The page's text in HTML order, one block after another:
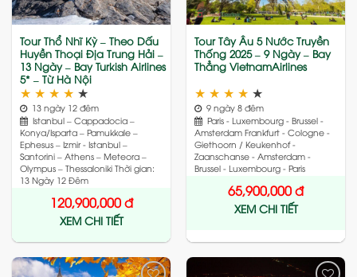
Tour Thổ Nhĩ Kỳ – Theo Dấu
Huyền Thoại Địa Trung Hải –
13 Ngày – Bay Turkish Airlines
5* – Từ Hà Nội
★ ★ ★ ★ ★
13 ngày 12 đêm
Istanbul – Cappadocia –
Konya/Isparta – Pamukkale –
Ephesus – Izmir - Istanbul –
Santorini – Athens – Meteora –
Olympus – Thessaloniki Thời gian:
13 Ngày 12 Đêm
120,900,000đ
XEM CHI TIẾT
Tour Tây Âu 5 Nước Truyền
Thống 2025 – 9 Ngày – Bay
Thẳng VietnamAirlines
★ ★ ★ ★ ★
9 ngày 8 đêm
Paris - Luxembourg - Brussel -
Amsterdam Frankfurt - Cologne -
Giethoorn / Keukenhof -
Zaanschanse - Amsterdam -
Brussel - Luxembourg - Paris
65,900,000đ
XEM CHI TIẾT